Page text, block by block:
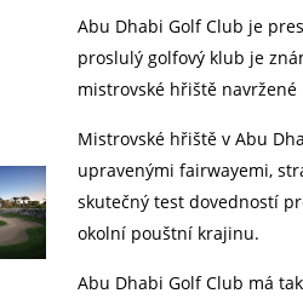
Abu Dhabi Golf Club je
proslulý golfový klub je
mistrovské hřiště
Mistrovské hřiště v Abu
upravenými fairwayemi,
skutečný test dovedností
okolní pouštní krajinu.
Abu Dhabi Golf Club má